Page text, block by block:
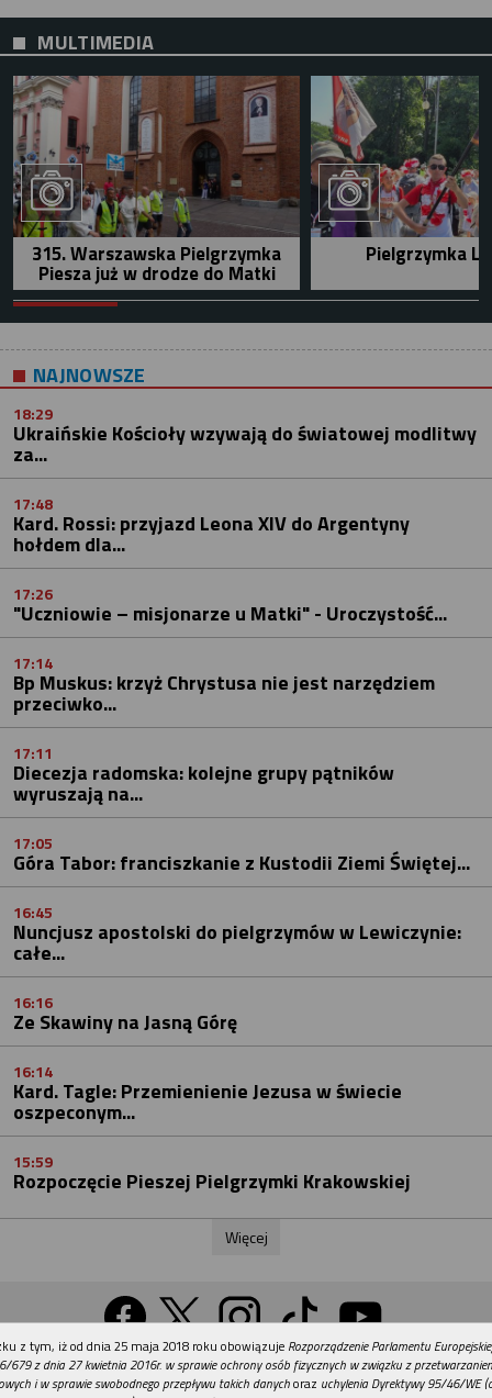
MULTIMEDIA
315. Warszawska Pielgrzymka
Piesza już w drodze do Matki
Pielgrzymka
NAJNOWSZE
18:29
Ukraińskie Kościoły wzywają do światowej modlitwy
za...
17:48
Kard. Rossi: przyjazd Leona XIV do Argentyny
hołdem dla...
17:26
"Uczniowie – misjonarze u Matki" - Uroczystość...
17:14
Bp Muskus: krzyż Chrystusa nie jest narzędziem
przeciwko...
17:11
Diecezja radomska: kolejne grupy pątników
wyruszają na...
17:05
Góra Tabor: franciszkanie z Kustodii Ziemi Świętej...
16:45
Nuncjusz apostolski do pielgrzymów w Lewiczynie:
całe...
16:16
Ze Skawiny na Jasną Górę
16:14
Kard. Tagle: Przemienienie Jezusa w świecie
oszpeconym...
15:59
Rozpoczęcie Pieszej Pielgrzymki Krakowskiej
Więcej
Wersja na komputer
REKLAMA
z tym, iż od dnia 25 maja 2018 roku obowiązuje Rozporządzenie Parlamentu
679 z dnia 27 kwietnia 2016r. w sprawie ochrony osób fizycznych w związku z
i w sprawie swobodnego przepływu takich danychoraz uchylenia Dyrektywy 95/46/WE